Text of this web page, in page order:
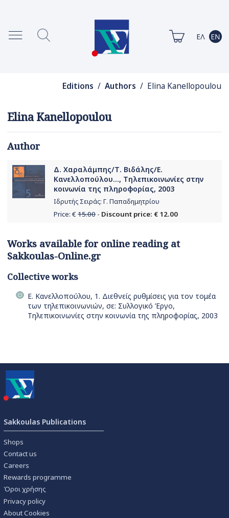
Editions / Authors / Elina Kanellopoulou
Elina Kanellopoulou
Author
Δ. Χαραλάμπης/Τ. Βιδάλης/Ε.
Κανελλοπούλου..., Τηλεπικοινωνίες στην
κοινωνία της πληροφορίας, 2003
Ιδρυτής Σειράς: Γ. Παπαδημητρίου
Price: € 15.00 - Discount price: € 12.00
Works available for online reading at
Sakkoulas-Online.gr
Collective works
Ε. Κανελλοπούλου, 1. Διεθνείς ρυθμίσεις για τον τομέα
των τηλεπικοινωνιών, σε: Συλλογικό Έργο,
Τηλεπικοινωνίες στην κοινωνία της πληροφορίας, 2003
Sakkoulas Publications
Shops
Contact us
Careers
Rewards programme
Όροι χρήσης
Privacy policy
About Cookies